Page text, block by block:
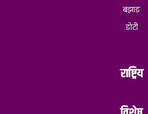
बझाङ
डोटी
राष्ट्रिय